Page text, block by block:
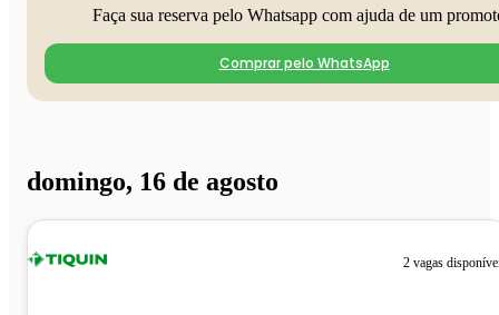
Faça sua reserva pelo Whatsapp com ajuda de um
Comprar pelo WhatsApp
domingo, 16 de agosto
2 vagas